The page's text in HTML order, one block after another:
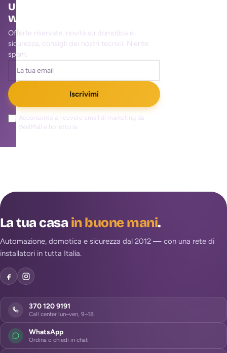
Unisciti alla community
WallMall
Offerte riservate, novità su domotica e
sicurezza, consigli dei nostri tecnici. Niente
spam.
Iscrivimi
Acconsento a ricevere email di marketing da
WallMall e ho letto la
.
La tua casain buone mani.
Automazione, domotica e sicurezza dal 2012 — con una rete di
installatori in tutta Italia.
370 120 9191
Call center lun–ven, 9–18
WhatsApp
Ordina o chiedi in chat